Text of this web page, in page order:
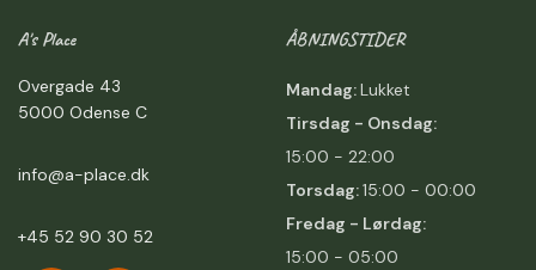
A's Place
Overgade 43
5000 Odense C
info@a-place.dk
+45 52 90 30 52
ÅBNINGSTIDER
Mandag:Lukket
Tirsdag - Onsdag:
15:00 - 22:00
Torsdag:15:00 - 00:00
Fredag - Lørdag:
15:00 - 05:00